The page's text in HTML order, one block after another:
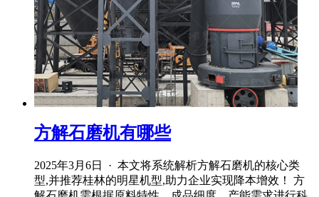
方解石磨机有哪些
2025年3月6日 · 本文将系统解析方解石磨机的核心类
型,并推荐桂林的明星机型,助力企业实现降本增效！ 方